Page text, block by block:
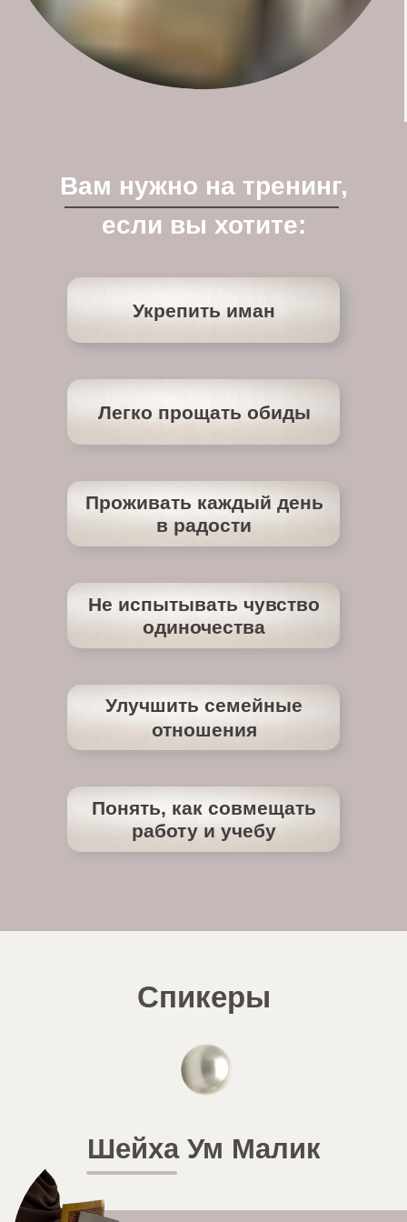
Вам нужно на тренинг,
если вы хотите:
Проживать каждый день
в радости
Не испытывать чувство
одиночества
Легко прощать обиды
Улучшить семейные
отношения
Понять, как совмещать
работу и учебу
Укрепить иман
Спикеры
Шейха Ум Малик